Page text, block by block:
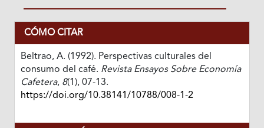
CÓMO CITAR
Beltrao, A. (1992). Perspectivas culturales del
consumo del café. Revista Ensayos Sobre Economía
Cafetera, 8(1), 07-13.
https://doi.org/10.38141/10788/008-1-2